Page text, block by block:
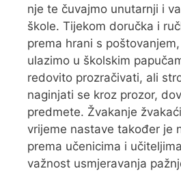
nje te čuvajmo unutarnji i
škole. Tijekom doručka i
prema hrani s
ulazimo u školskim
redovito prozračivati, ali
naginjati se kroz prozor,
predmete. Žvakanje
vrijeme nastave također je
prema učenicima i
važnost usmjeravanja